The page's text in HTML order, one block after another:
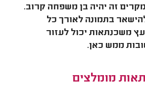
זה יהיה בן משפחה קרוב.
בתמונה לאורך כל
משכנתאות יכול לעזור
ממש כאן.
מומלצים